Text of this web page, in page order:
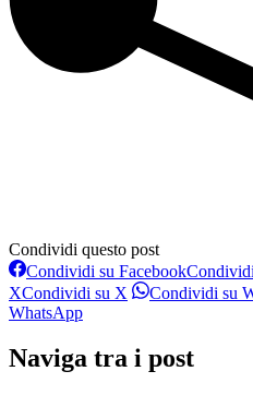
Condividi questo post
Condividi su Facebook
XCondividi su X Condividi su
WhatsApp
Naviga tra i post